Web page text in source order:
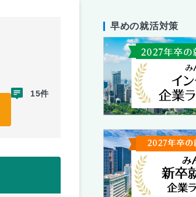
15件
早めの就活対策